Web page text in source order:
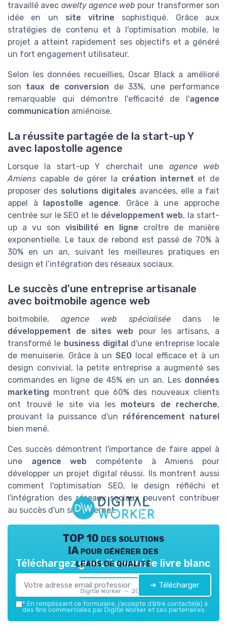
travaillé avec awelty agence web pour transformer son
idée en un site vitrine sophistiqué. Grâce aux
stratégies de contenu et à l'optimisation mobile, le
projet a atteint rapidement ses objectifs et a généré
un fort engagement utilisateur.
Selon les données recueillies, Oscar Black a amélioré
son taux de conversion de 33%, une performance
remarquable qui démontre l'efficacité de l'agence
communication amiénoise.
La réussite partagée de la start-up Y
avec lapostolle agence
Lorsque la start-up Y cherchait une agence web
Amiens capable de gérer la création internet et de
proposer des solutions digitales avancées, elle a fait
appel à lapostolle agence. Grâce à une approche
centrée sur le SEO et le développement web, la start-
up a vu son visibilité en ligne croître de manière
exponentielle. Le taux de rebond est passé de 70% à
30% en un an, suivant les meilleures pratiques en
design et l’intégration des réseaux sociaux.
Le succès d'une entreprise artisanale
avec boitmobile agence web
boitmobile, agence web spécialisée dans le
développement de sites web pour les artisans, a
transformé le business digitald'une entreprise locale
de menuiserie. Grâce à un SEO local efficace et à un
design convivial, la petite entreprise a augmenté ses
commandes en ligne de 45% en un an. Les données
marketing montrent que 60% des nouveaux clients
ont trouvé le site via les moteurs de recherche,
prouvant la puissance d'un référencement naturel
bien mené.
Ces succès démontrent l'importance de faire appel à
une agence web compétente à Amiens pour
développer un projet digital réussi. Ils montrent aussi
comment l'optimisation SEO, le design réfléchi et
l'intégration des réseaux sociaux peuvent contribuer
au succès d'un site internet.
TOP 10 des solutions
IA pour générer des
leads de qualité
Digital Worker — 2026
Téléchargez gratuitement le livre blanc
➔ Télécharger
* En remplissant ce formulaire, j’accepte d’être contacté(e) à
des fins commerciales par Digital Worker et ses partenaires.